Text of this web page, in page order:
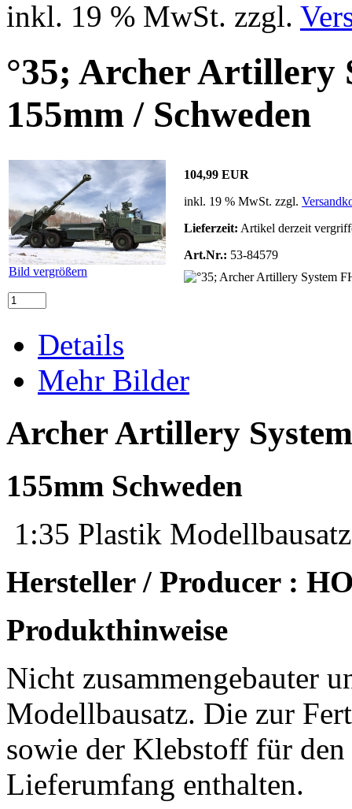
inkl. 19 % MwSt. zzgl.
°35; Archer Artillery
155mm / Schweden
Bild vergrößern
104,99 EUR
inkl. 19 % MwSt. zzgl.
Lieferzeit: Artikel derzeit
Art.Nr.: 53-84579
Details
Mehr Bilder
Archer Artillery
155mm Schweden
1:35 Plastik
Hersteller / Producer :
Produkthinweise
Nicht zusammengebauter
Modellbausatz. Die zur
sowie der Klebstoff für
Lieferumfang enthalten.